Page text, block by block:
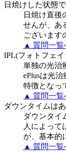
日焼けした状態
日焼け直後
せんが、あ
ございます
▲ 質問一覧
IPL(フォトフェイ
単独の光治
ePlusは光
特徴となっ
▲ 質問一覧
ダウンタイムは
ダウンタイ
人によって
が、基本的
▲ 質問一覧